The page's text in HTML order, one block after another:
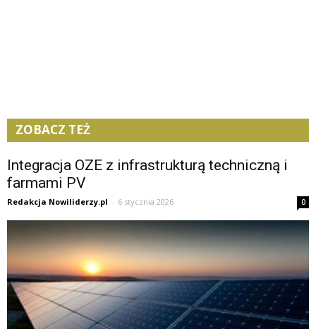
ZOBACZ TEŻ
Integracja OZE z infrastrukturą techniczną i
farmami PV
Redakcja Nowiliderzy.pl - 6 stycznia 2026 0